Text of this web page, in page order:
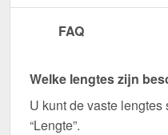
FAQ
Welke lengtes zijn
U kunt de vaste
“Lengte”.